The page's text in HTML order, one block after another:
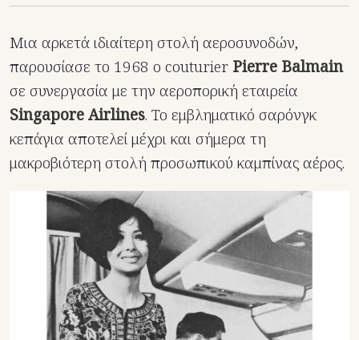
Μια αρκετά ιδιαίτερη στολή αεροσυνοδών,
παρουσίασε το 1968 ο couturier Pierre Balmain
σε συνεργασία με την αεροπορική εταιρεία
Singapore Airlines. To εμβληματικό σαρόνγκ
κεπάγια αποτελεί μέχρι και σήμερα τη
μακροβιότερη στολή προσωπικού καμπίνας αέρος.